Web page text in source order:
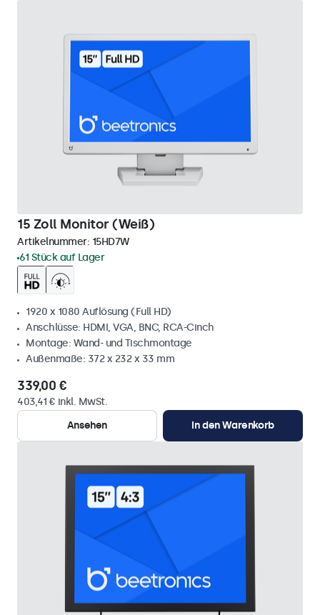
15 Zoll Monitor (Weiß)
Artikelnummer: 15HD7W
61 Stück auf Lager
1920 x 1080 Auflösung (Full HD)
Anschlüsse: HDMI, VGA, BNC, RCA-Cinch
Montage: Wand- und Tischmontage
Außenmaße: 372 x 232 x 33 mm
339,00 €
403,41 € inkl. MwSt.
Ansehen
In den Warenkorb